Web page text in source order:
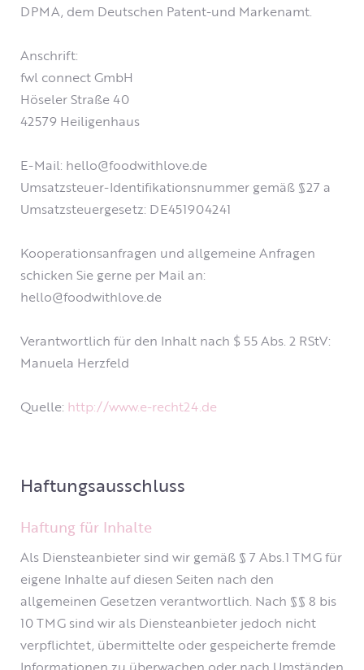
DPMA, dem Deutschen Patent-und Markenamt.
Anschrift:
fwl connect GmbH
Höseler Straße 40
42579 Heiligenhaus
E-Mail: hello@foodwithlove.de
Umsatzsteuer-Identifikationsnummer gemäß §27 a
Umsatzsteuergesetz: DE451904241
Kooperationsanfragen und allgemeine Anfragen
schicken Sie gerne per Mail an:
hello@foodwithlove.de
Verantwortlich für den Inhalt nach $ 55 Abs. 2 RStV:
Manuela Herzfeld
Quelle: http://www.e-recht24.de
Haftungsausschluss
Haftung für Inhalte
Als Diensteanbieter sind wir gemäß § 7 Abs.1 TMG für
eigene Inhalte auf diesen Seiten nach den
allgemeinen Gesetzen verantwortlich. Nach §§ 8 bis
10 TMG sind wir als Diensteanbieter jedoch nicht
verpflichtet, übermittelte oder gespeicherte fremde